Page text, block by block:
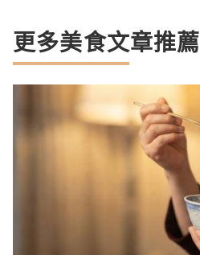
更多美食文章推薦